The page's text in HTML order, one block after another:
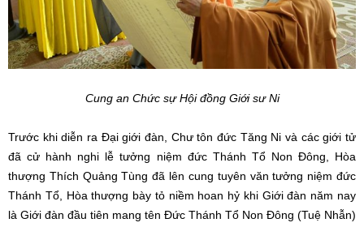
Cung an Chức sự Hội đồng Giới sư Ni
Trước khi diễn ra Đại giới đàn, Chư tôn đức Tăng Ni và các giới tử
đã cử hành nghi lễ tưởng niệm đức Thánh Tổ Non Đông, Hòa
thượng Thích Quảng Tùng đã lên cung tuyên văn tưởng niệm đức
Thánh Tổ, Hòa thượng bày tỏ niềm hoan hỷ khi Giới đàn năm nay
là Giới đàn đầu tiên mang tên Đức Thánh Tổ Non Đông (Tuệ Nhẫn)